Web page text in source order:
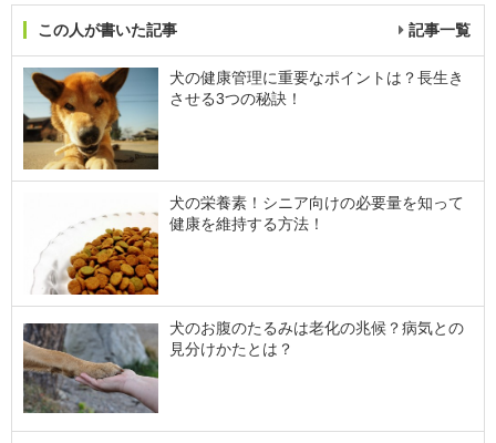
この人が書いた記事 記事一覧
犬の健康管理に重要なポイントは？長生き
させる3つの秘訣！
犬の栄養素！シニア向けの必要量を知って
健康を維持する方法！
犬のお腹のたるみは老化の兆候？病気との
見分けかたとは？